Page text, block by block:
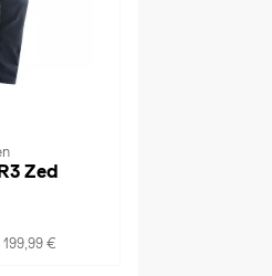
Zed
199,99 €